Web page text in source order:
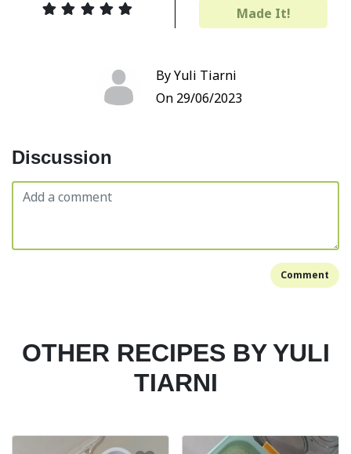
Made It!
By Yuli Tiarni
On 29/06/2023
Discussion
Comment
OTHER RECIPES BY YULI
TIARNI